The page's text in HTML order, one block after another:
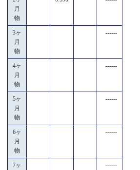
月
物
3ヶ
月
物
------
4ヶ
月
物
------
5ヶ
月
物
------
6ヶ
月
物
------
7ヶ
------